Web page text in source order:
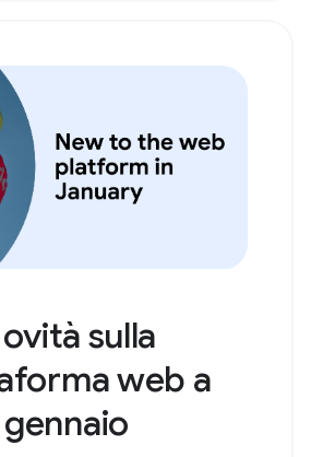
sulla
web a
gennaio